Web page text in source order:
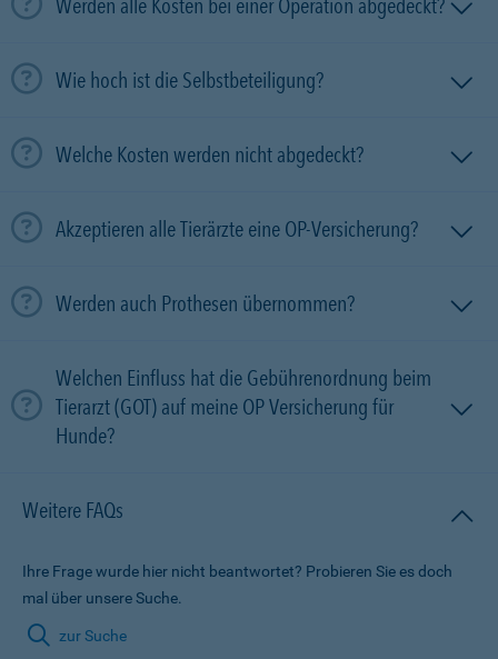
Werden alle Kosten bei einer Operation abgedeckt?
Wie hoch ist die Selbstbeteiligung?
Welche Kosten werden nicht abgedeckt?
Akzeptieren alle Tierärzte eine OP-Versicherung?
Werden auch Prothesen übernommen?
Welchen Einfluss hat die Gebührenordnung beim
Tierarzt (GOT) auf meine OP Versicherung für
Hunde?
Weitere FAQs
Ihre Frage wurde hier nicht beantwortet? Probieren Sie es doch
mal über unsere Suche.
zur Suche